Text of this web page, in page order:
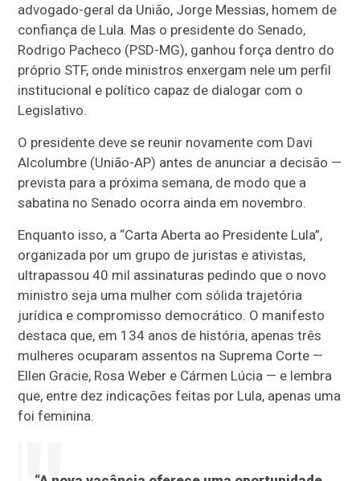
advogado-geral da União, Jorge Messias, homem de
confiança de Lula. Mas o presidente do Senado,
Rodrigo Pacheco (PSD-MG), ganhou força dentro do
próprio STF, onde ministros enxergam nele um perfil
institucional e político capaz de dialogar com o
Legislativo.
O presidente deve se reunir novamente com Davi
Alcolumbre (União-AP) antes de anunciar a decisão —
prevista para a próxima semana, de modo que a
sabatina no Senado ocorra ainda em novembro.
Enquanto isso, a “Carta Aberta ao Presidente Lula”,
organizada por um grupo de juristas e ativistas,
ultrapassou 40 mil assinaturas pedindo que o novo
ministro seja uma mulher com sólida trajetória
jurídica e compromisso democrático. O manifesto
destaca que, em 134 anos de história, apenas três
mulheres ocuparam assentos na Suprema Corte —
Ellen Gracie, Rosa Weber e Cármen Lúcia — e lembra
que, entre dez indicações feitas por Lula, apenas uma
foi feminina.